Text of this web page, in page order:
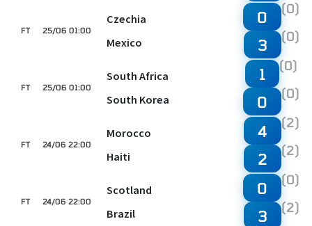
25/06 01:00
FT
Czechia
Mexico
0 (0)
3 (0)
25/06 01:00
FT
South Africa
South Korea
1 (0)
0 (0)
24/06 22:00
FT
Morocco
Haiti
4 (2)
2 (2)
24/06 22:00
FT
Scotland
Brazil
0 (0)
3 (2)